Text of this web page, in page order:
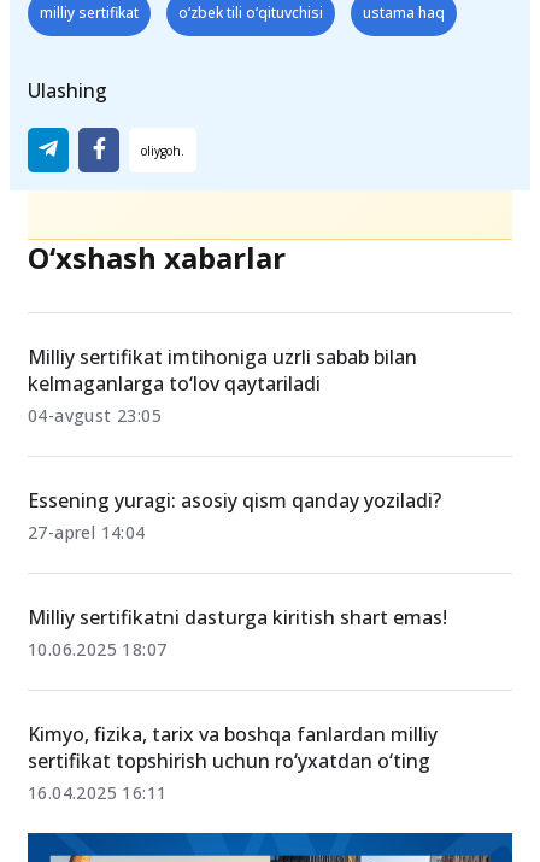
Teglar
milliy sertifikat
Ulashing
O‘xshash xabarlar
kelmaganlarga to‘lov qaytariladi
04-avgust 23:05
Essening yuragi: asosiy qism qanday yoziladi?
27-aprel 14:04
Milliy sertifikatni dasturga kiritish shart emas!
10.06.2025 18:07